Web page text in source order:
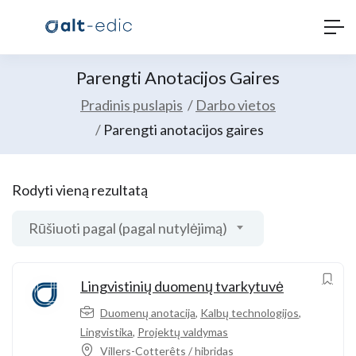
Parengti Anotacijos Gaires
Pradinis puslapis
Darbo vietos
Parengti anotacijos gaires
Rodyti vieną rezultatą
Rūšiuoti pagal (pagal nutylėjimą)
Lingvistinių duomenų tvarkytuvė
Duomenų anotacija, Kalbų technologijos,
Lingvistika, Projektų valdymas
Villers-Cotterêts / hibridas